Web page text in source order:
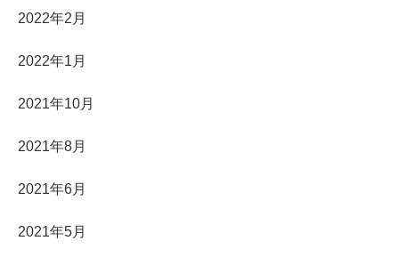
2022年2月
2022年1月
2021年10月
2021年8月
2021年6月
2021年5月